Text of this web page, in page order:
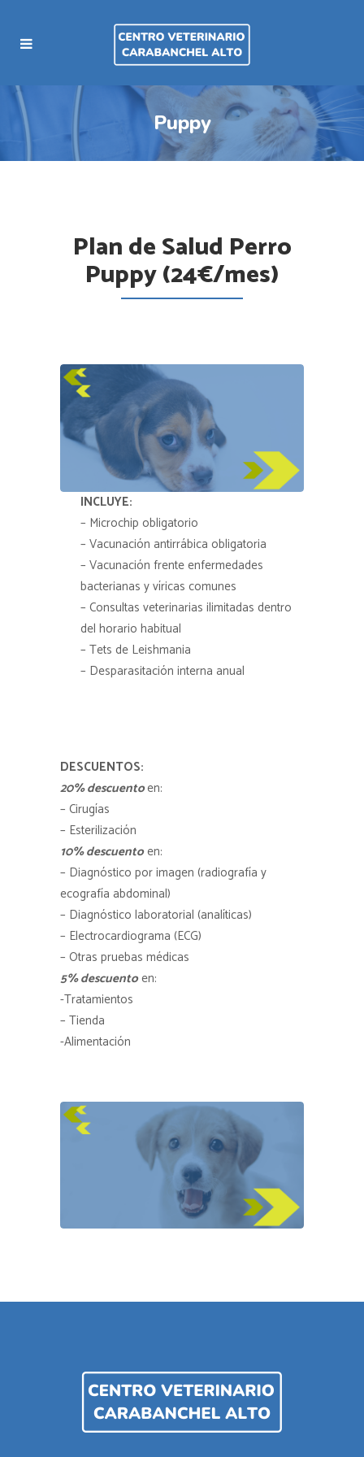
Puppy
Plan de Salud Perro
Puppy (24€/mes)
INCLUYE:
– Microchip obligatorio
– Vacunación antirrábica obligatoria
– Vacunación frente enfermedades
bacterianas y víricas comunes
– Consultas veterinarias ilimitadas dentro
del horario habitual
– Tets de Leishmania
– Desparasitación interna anual
DESCUENTOS:
20% descuentoen:
– Cirugías
– Esterilización
10% descuentoen:
– Diagnóstico por imagen (radiografía y
ecografía abdominal)
– Diagnóstico laboratorial (analíticas)
– Electrocardiograma (ECG)
– Otras pruebas médicas
5% descuentoen:
-Tratamientos
– Tienda
-Alimentación